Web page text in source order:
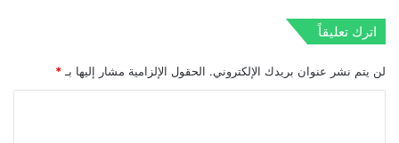
اترك تعليقاً
لن يتم نشر عنوان بريدك الإلكتروني. الحقول الإلزامية مشار إليها بـ *